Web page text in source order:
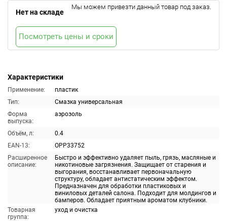
Характеристики
Применение:
пластик
Тип:
Смазка универсальная
Форма
выпуска:
аэрозоль
Объём, л:
0.4
EAN-13:
OPP33752
Расширенное
описание:
Быстро и эффективно удаляет пыль, грязь, масляные и
никотиновые загрязнения. Защищает от старения и
выгорания, восстанавливает первоначальную
структуру, обладает антистатическим эффектом.
Предназначен для обработки пластиковых и
виниловых деталей салона. Подходит для молдингов и
бамперов. Обладает приятным ароматом клубники.
Товарная
группа:
уход и очистка
Нет на складе
Мы можем привезти данный товар под заказ.
Посмотреть цены и сроки